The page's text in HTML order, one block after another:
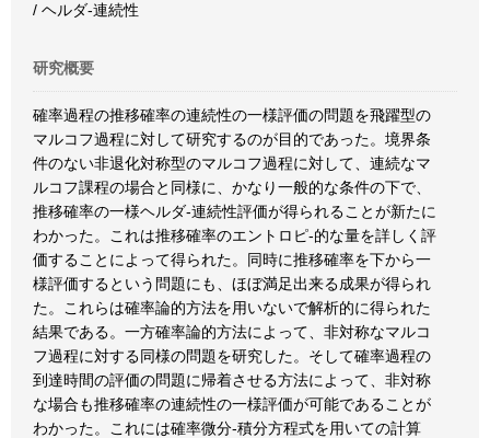
/ ヘルダ-連続性
研究概要
確率過程の推移確率の連続性の一様評価の問題を飛躍型の
マルコフ過程に対して研究するのが目的であった。境界条
件のない非退化対称型のマルコフ過程に対して、連続なマ
ルコフ課程の場合と同様に、かなり一般的な条件の下で、
推移確率の一様ヘルダ-連続性評価が得られることが新たに
わかった。これは推移確率のエントロピ-的な量を詳しく評
価することによって得られた。同時に推移確率を下から一
様評価するという問題にも、ほぼ満足出来る成果が得られ
た。これらは確率論的方法を用いないで解析的に得られた
結果である。一方確率論的方法によって、非対称なマルコ
フ過程に対する同様の問題を研究した。そして確率過程の
到達時間の評価の問題に帰着させる方法によって、非対称
な場合も推移確率の連続性の一様評価が可能であることが
わかった。これには確率微分-積分方程式を用いての計算